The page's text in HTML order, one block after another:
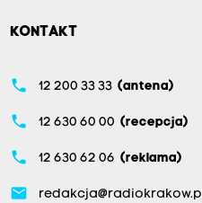
KONTAKT
phone 12 200 33 33 (antena)
phone 12 630 60 00 (recepcja)
phone 12 630 62 06 (reklama)
email redakcja@radiokrakow.pl